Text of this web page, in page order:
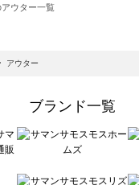
ウター一覧
（ツハルバイサマンサモスモ
ンサモスモス ブルー）のアウタ
のアウター一覧
ター一覧
チ クラシック）のアウター一覧
アウター
ブランド一覧